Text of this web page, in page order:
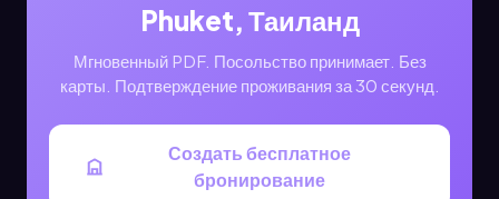
Phuket, Таиланд
Мгновенный PDF. Посольство принимает. Без
карты. Подтверждение проживания за 30 секунд.
Создать бесплатное
бронирование